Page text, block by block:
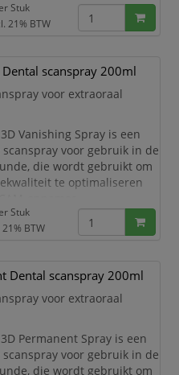
op de markt.
zorgt voor een schone,
en efficiënte 3D-scan te
vooral voor grote modellen
Stuk
21% BTW
scanspray 200ml
voor extraoraal
3D Vanishing Spray is een
voor gebruik in de
die wordt gebruikt om
te optimaliseren
opnames,
lichtscans,
de Vanishing Spray
optische eigenschappen
gipsafgietsels,
wax-ups, individuele
afdrukken.
Stuk
21% BTW
Dental scanspray 200ml
voor extraoraal
3D Permanent Spray is een
voor gebruik in de
die wordt gebruikt om